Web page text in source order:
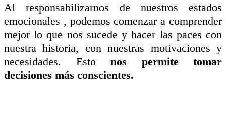
Al responsabilizarnos de nuestros estados
emocionales , podemos comenzar a comprender
mejor lo que nos sucede y hacer las paces con
nuestra historia, con nuestras motivaciones y
necesidades. Esto nos permite tomar
decisiones más conscientes.